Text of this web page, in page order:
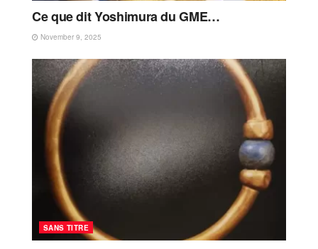
Ce que dit Yoshimura du GME…
November 9, 2025
SANS TITRE